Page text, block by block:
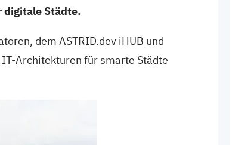
digitale Städte.
dem ASTRID.dev iHUB und
Architekturen für smarte Städte